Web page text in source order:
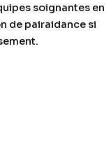
soignantes en
de pairaidance si